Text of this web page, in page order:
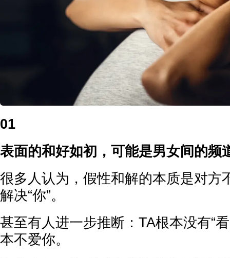
01
表面的和好如初，可能是男女间的频
很多人认为，假性和解的本质是对方
解决“你”。
甚至有人进一步推断：TA根本没有“
本不爱你。